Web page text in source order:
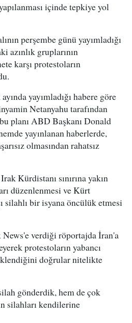
içinde tepkiye yol
perşembe günü yayımladığı
azınlık gruplarının
karşı protestoların
yayımladığı habere göre
Netanyahu tarafından
planı ABD Başkanı Donald
yayınlanan haberlerde,
olmasından rahatsız
Kürdistanı sınırına yakın
düzenlenmesi ve Kürt
silahlı bir isyana öncülük etmesi
News'e verdiği röportajda İran'a
protestoların yabancı
doğrular nitelikte
gönderdik, hem de çok
silahları kendilerine